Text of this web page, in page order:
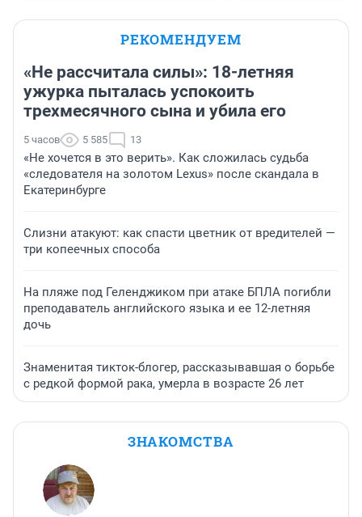
РЕКОМЕНДУЕМ
«Не рассчитала силы»: 18-летняя
ужурка пыталась успокоить
трехмесячного сына и убила его
5 часов 5 585 13
«Не хочется в это верить». Как сложилась судьба
«следователя на золотом Lexus» после скандала в
Екатеринбурге
Слизни атакуют: как спасти цветник от вредителей —
три копеечных способа
На пляже под Геленджиком при атаке БПЛА погибли
преподаватель английского языка и ее 12-летняя
дочь
Знаменитая тикток-блогер, рассказывавшая о борьбе
с редкой формой рака, умерла в возрасте 26 лет
ЗНАКОМСТВА